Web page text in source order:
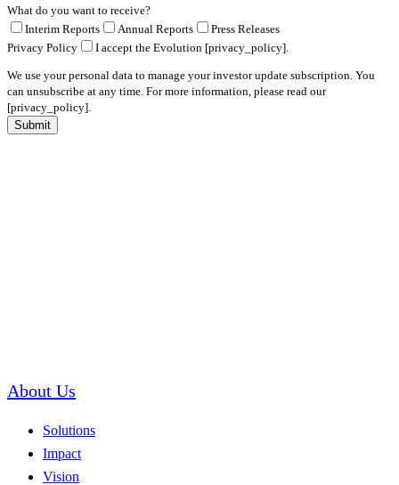
What do you want to receive?
Interim Reports
Annual Reports
Press Releases
Privacy Policy
I accept the Evolution [privacy_policy].
We use your personal data to manage your investor update subscription. You
can unsubscribe at any time. For more information, please read our
[privacy_policy].
Submit
About Us
Solutions
Impact
Vision